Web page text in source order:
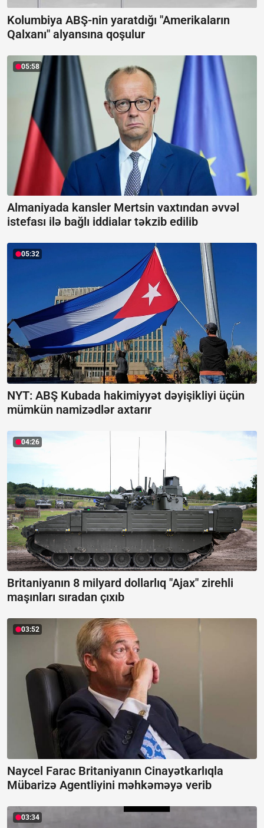
Kolumbiya ABŞ-nin yaratdığı "Amerikaların
Qalxanı" alyansına qoşulur
05:58
Almaniyada kansler Mertsin vaxtından əvvəl
istefası ilə bağlı iddialar təkzib edilib
05:32
NYT: ABŞ Kubada hakimiyyət dəyişikliyi üçün
mümkün namizədlər axtarır
04:26
Britaniyanın 8 milyard dollarlıq "Ajax" zirehli
maşınları sıradan çıxıb
03:52
Naycel Farac Britaniyanın Cinayətkarlıqla
Mübarizə Agentliyini məhkəməyə verib
03:34